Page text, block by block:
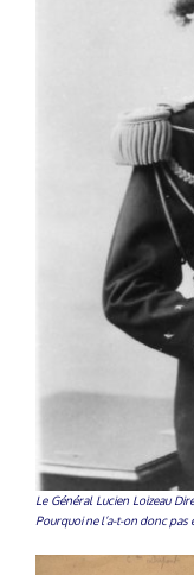
Le Général Lucien Loizeau
Pourquoi ne l’a-t-on donc pas